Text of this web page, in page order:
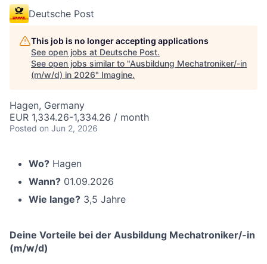
Deutsche Post
This job is no longer accepting applications
See open jobs at Deutsche Post.
See open jobs similar to "Ausbildung Mechatroniker/-in
(m/w/d) in 2026" Imagine.
Hagen, Germany
EUR 1,334.26-1,334.26 / month
Posted on Jun 2, 2026
Wo? Hagen
Wann? 01.09.2026
Wie lange? 3,5 Jahre
Deine Vorteile bei der Ausbildung Mechatroniker/-in
(m/w/d)